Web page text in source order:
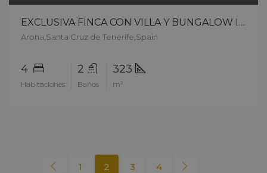
EXCLUSIVA FINCA CON VILLA Y BUNGALOW INDEPENDIENTE EN PARCELA DE 5.234 m² CON VISTAS AL MA – 13203ck226
Arona,Santa Cruz de Tenerife,Spain
4
Habitaciones
2
Baños
323
m²
1 2 3 4